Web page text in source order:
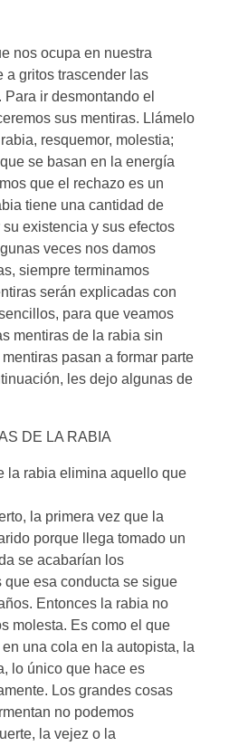
nos ocupa en nuestra
a gritos trascender las
ir desmontando el
sus mentiras. Llámelo
resquemor, molestia;
se basan en la energía
que el rechazo es un
tiene una cantidad de
existencia y sus efectos
veces nos damos
siempre terminamos
serán explicadas con
para que veamos
mentiras de la rabia sin
pasan a formar parte
les dejo algunas de
DE LA RABIA
la rabia elimina aquello que
la primera vez que la
porque llega tomado un
se acabarían los
que esa conducta se sigue
Entonces la rabia no
molesta. Es como el que
una cola en la autopista, la
lo único que hace es
Los grandes cosas
no podemos
la vejez o la